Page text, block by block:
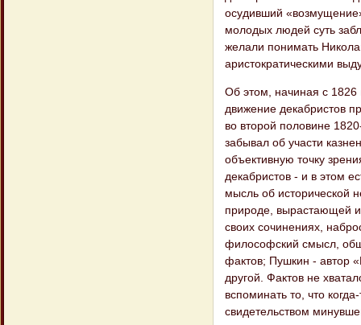
осудивший
молодых людей суть
желали понимать
аристократическими
Об этом, начиная с 1826
движение декабристов
во второй половине
забывал об участи
объективную точку
декабристов - и в этом
мысль об исторической
природе, вырастающей
своих сочинениях,
философский смысл,
фактов; Пушкин - автор
другой. Фактов не
вспоминать то, что
свидетельством